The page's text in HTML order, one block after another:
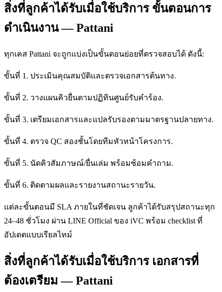
สิ่งที่ลูกค้าได้รับเมื่อใช้บริการ ขั้นตอนการ
ดำเนินงาน — Pattani
ทุกเคส Pattani จะถูกแบ่งเป็นขั้นตอนย่อยที่ตรวจสอบได้ ดังนี้:
ขั้นที่ 1. ประเมินคุณสมบัติและตรวจเอกสารต้นทาง.
ขั้นที่ 2. วางแผนคิวยื่นตามปฏิทินศูนย์รับคำร้อง.
ขั้นที่ 3. เตรียมเอกสารและแปลรับรองตามมาตรฐานปลายทาง.
ขั้นที่ 4. ตรวจ QC สองชั้นโดยทีมหัวหน้าโครงการ.
ขั้นที่ 5. นัดคิวสัมภาษณ์/ยื่นเล่ม พร้อมซ้อมคำถาม.
ขั้นที่ 6. ติดตามผลและรายงานสถานะรายวัน.
แต่ละขั้นตอนมี SLA ภายในที่ชัดเจน ลูกค้าได้รับสรุปสถานะทุก
24–48 ชั่วโมง ผ่าน LINE Official ของ iVC พร้อม checklist ที่
อัปเดตแบบเรียลไทม์
สิ่งที่ลูกค้าได้รับเมื่อใช้บริการ เอกสารที่
ต้องเตรียม — Pattani